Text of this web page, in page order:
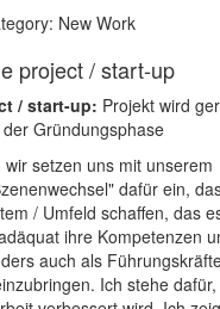
New Work
project / start-up
/ start-up: Projekt wird
Gründungsphase
setzen uns mit unserem
dafür ein,
/ Umfeld schaffen, das
ihre Kompetenzen
auch als
Ich stehe